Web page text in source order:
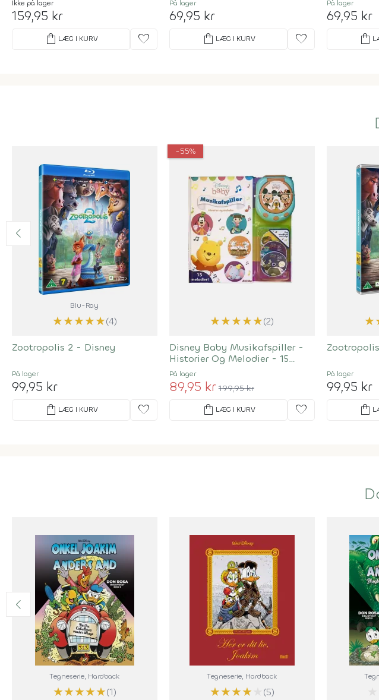
Ikke på lager
159,95 kr
shopping_bag LÆG I KURV favorite
På lager
69,95 kr
shopping_bag LÆG I KURV favorite
På lager
69,95 kr
shopping_bag
Blu-Ray
★★★★★(4)
Zootropolis 2 - Disney
På lager
99,95 kr
shopping_bag LÆG I KURV favorite
-55%
★★★★★(2)
Disney Baby Musikafspiller -
Historier Og Melodier - 15
Sange
På lager
89,95 kr 199,95 kr
shopping_bag LÆG I KURV favorite
★
På lager
99,95 kr
shopping_bag
Tegneserie, Hardback
★★★★★(1)
Tegneserie, Hardback
★★★★ (5)